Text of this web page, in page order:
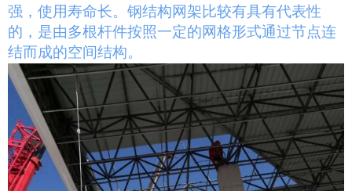
强，使用寿命长。钢结构网架比较有具有代表性
的，是由多根杆件按照一定的网格形式通过节点连
结而成的空间结构。